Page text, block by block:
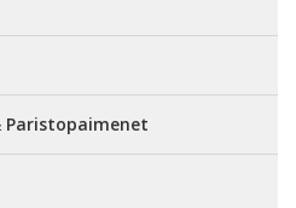
Paristopaimenet